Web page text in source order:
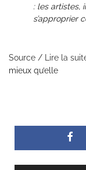
: les artistes,
s’approprier
Source / Lire la
mieux qu’elle